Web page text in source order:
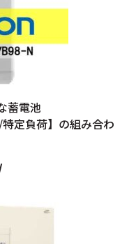
蓄電池
定負荷】の組み合わ